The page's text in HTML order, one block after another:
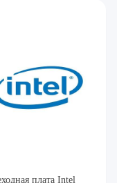
плата Intel